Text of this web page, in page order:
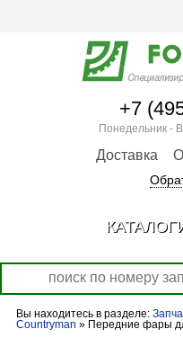
Вы находитесь в разделе:
Countryman » Передние фары
+7
Понедельник -
Доставка